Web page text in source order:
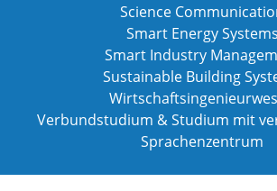
Science
Smart Energy Systems
Smart Industry
Sustainable Building
Verbundstudium & Studium mit
Sprachenzentrum